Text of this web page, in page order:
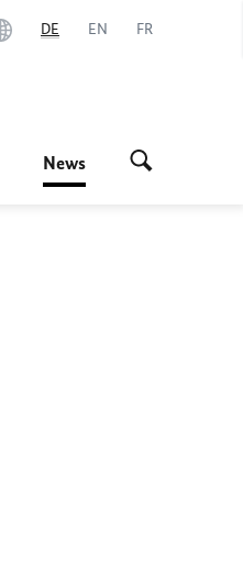
DE EN FR
News